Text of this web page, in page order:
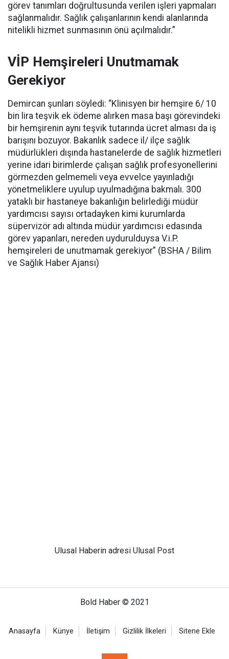
görev tanımları doğrultusunda verilen işleri yapmaları
sağlanmalıdır. Sağlık çalışanlarının kendi alanlarında
nitelikli hizmet sunmasının önü açılmalıdır.”
VİP Hemşireleri Unutmamak
Gerekiyor
Demircan şunları söyledi: “Klinisyen bir hemşire 6/ 10
bin lira teşvik ek ödeme alırken masa başı görevindeki
bir hemşirenin aynı teşvik tutarında ücret alması da iş
barışını bozuyor. Bakanlık sadece il/ ilçe sağlık
müdürlükleri dışında hastanelerde de sağlık hizmetleri
yerine idari birimlerde çalışan sağlık profesyonellerini
görmezden gelmemeli veya evvelce yayınladığı
yönetmeliklere uyulup uyulmadığına bakmalı. 300
yataklı bir hastaneye bakanlığın belirlediği müdür
yardımcısı sayısı ortadayken kimi kurumlarda
süpervizör adı altında müdür yardımcısı edasında
görev yapanları, nereden uydurulduysa V.i.P.
hemşireleri de unutmamak gerekiyor” (BSHA / Bilim
ve Sağlık Haber Ajansı)
Ulusal Haberin adresi Ulusal Post
Bold Haber © 2021
Anasayfa Künye İletişim Gizlilik İlkeleri Sitene Ekle